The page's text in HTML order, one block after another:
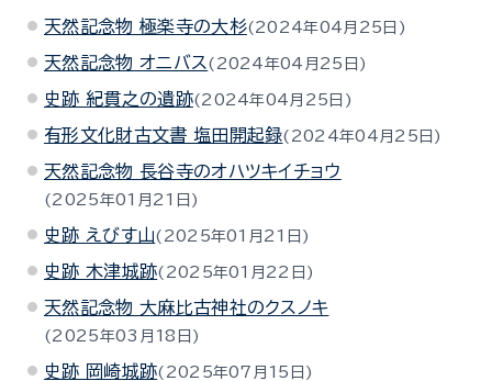
天然記念物 極楽寺の大杉 2024年04月25日
天然記念物 オニバス 2024年04月25日
史跡 紀貫之の遺跡 2024年04月25日
有形文化財古文書 塩田開起録 2024年04月25日
天然記念物 長谷寺のオハツキイチョウ
2025年01月21日
史跡 えびす山 2025年01月21日
史跡 木津城跡 2025年01月22日
天然記念物 大麻比古神社のクスノキ
2025年03月18日
史跡 岡崎城跡 2025年07月15日